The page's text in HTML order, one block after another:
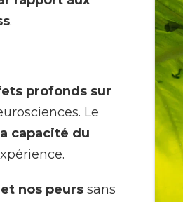
.
profonds sur
Le
la capacité du
nos peurssans